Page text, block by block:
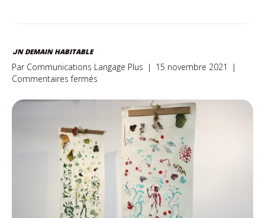
UN DEMAIN HABITABLE
Par Communications Langage Plus | 15 novembre 2021
|
Commentaires fermés
demain
habitable